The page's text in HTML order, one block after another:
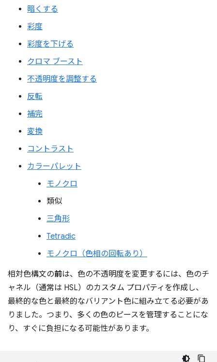
暗くする
彩度
彩度を下げる
クロマ ブースト
不透明度を調整する
反転
補完
変換
コントラスト
カラーパレット
モノクロ
類似
三角形
Tetradic
モノクロ（色相の回転あり）
相対色構文の前は、色の不透明度を変更するには、色のチ
ャネル（通常は HSL）のカスタム プロパティを作成し、
最終的な色と最終的なバリアント色に組み立てる必要があ
りました。つまり、多くの色のピースを管理することにな
り、すぐに負担になる可能性があります。